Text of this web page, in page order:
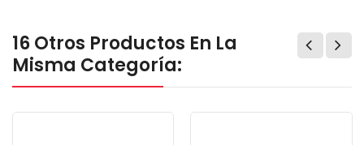
16 Otros Productos En La
Misma Categoría: